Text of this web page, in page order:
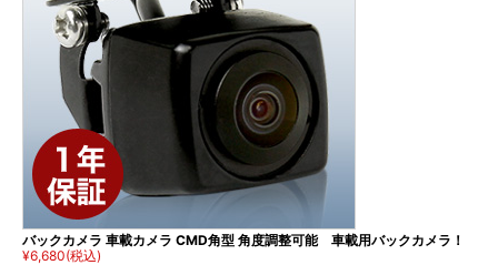
バックカメラ 車載カメラ CMD角型 角度調整可能 車載用バックカメラ！
¥6,680(税込)